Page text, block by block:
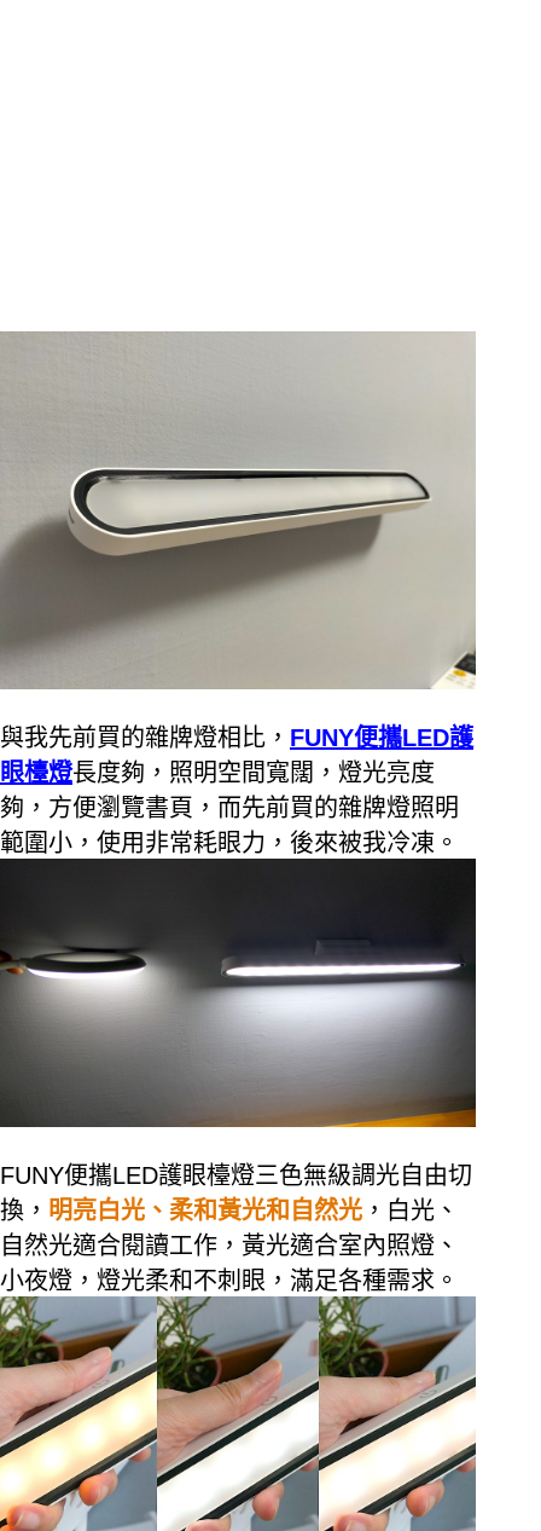
與我先前買的雜牌燈相比， FUNY便攜LED護
眼檯燈長度夠，照明空間寬闊，燈光亮度
夠，方便瀏覽書頁，而先前買的雜牌燈照明
範圍小，使用非常耗眼力，後來被我冷凍。
FUNY便攜LED護眼檯燈三色無級調光自由切
換， 明亮白光、柔和黃光和自然光 ，白光、
自然光適合閱讀工作，黃光適合室內照燈、
小夜燈，燈光柔和不刺眼，滿足各種需求。